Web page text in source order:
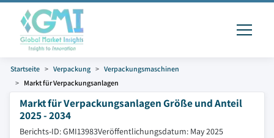
Startseite Verpackung
Verpackungsmaschinen
Markt für Verpackungsanlagen
Markt für Verpackungsanlagen Größe und Anteil
2025 - 2034
Berichts-ID: GMI13983Veröffentlichungsdatum: May 2025